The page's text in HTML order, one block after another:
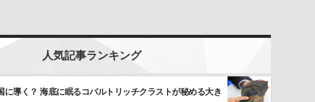
人気記事ランキング
に導く？ 海底に眠るコバルトリッチクラストが秘める大き